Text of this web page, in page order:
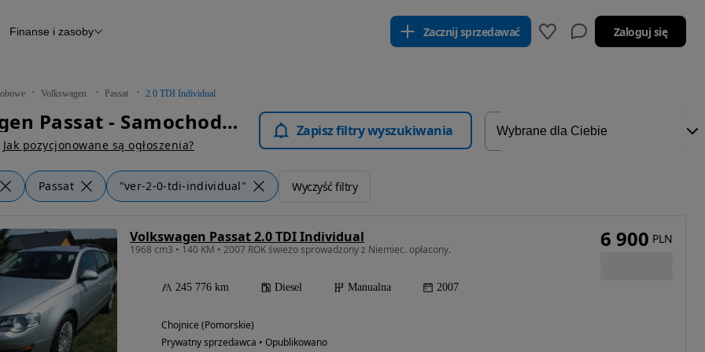
Raport z inspekcji
Otomoto News
Finanse i zasoby Zacznij sprzedawać Zaloguj się
Volkswagen Passat 2.0 TDI Individual
Volkswagen Passat - Samochody Osobowe
Jak pozycjonowane są ogłoszenia?
Zapisz filtry wyszukiwania
Passat "ver-2-0-tdi-individual" Wyczyść filtry
Volkswagen Passat 2.0 TDI Individual
1968 cm3 • 140 KM • 2007 ROK świeżo sprowadzony z Niemiec. opłacony.
245 776 km Diesel Manualna 2007
Chojnice (Pomorskie)
Prywatny sprzedawca • Opublikowano
6 900 PLN